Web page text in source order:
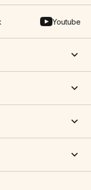
Youtube